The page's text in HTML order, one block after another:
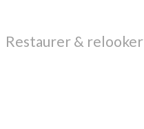
Restaurer & relooker